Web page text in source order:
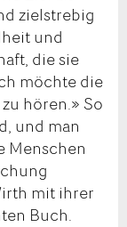
zielstrebig
und
die sie
möchte die
hören.» So
und man
Menschen
mit ihrer
Buch.